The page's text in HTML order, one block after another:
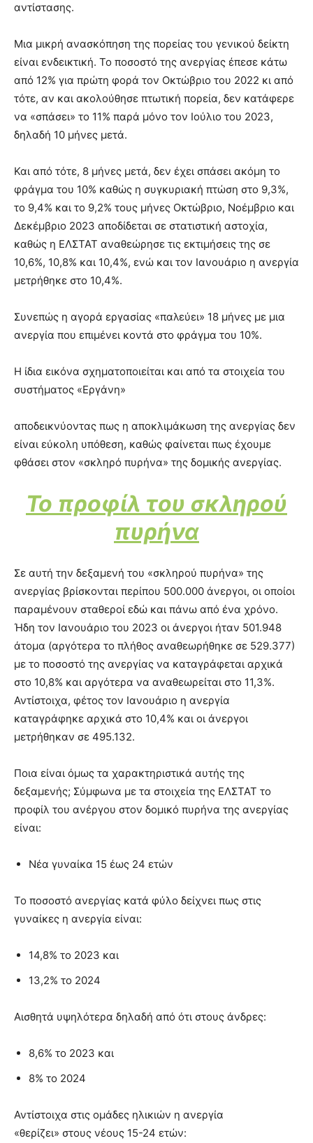
αντίστασης.
Μια μικρή ανασκόπηση της πορείας του γενικού δείκτη
είναι ενδεικτική. Το ποσοστό της ανεργίας έπεσε κάτω
από 12% για πρώτη φορά τον Οκτώβριο του 2022 κι από
τότε, αν και ακολούθησε πτωτική πορεία, δεν κατάφερε
να «σπάσει» το 11% παρά μόνο τον Ιούλιο του 2023,
δηλαδή 10 μήνες μετά.
Και από τότε, 8 μήνες μετά, δεν έχει σπάσει ακόμη το
φράγμα του 10% καθώς η συγκυριακή πτώση στο 9,3%,
το 9,4% και το 9,2% τους μήνες Οκτώβριο, Νοέμβριο και
Δεκέμβριο 2023 αποδίδεται σε στατιστική αστοχία,
καθώς η ΕΛΣΤΑΤ αναθεώρησε τις εκτιμήσεις της σε
10,6%, 10,8% και 10,4%, ενώ και τον Ιανουάριο η ανεργία
μετρήθηκε στο 10,4%.
Συνεπώς η αγορά εργασίας «παλεύει» 18 μήνες με μια
ανεργία που επιμένει κοντά στο φράγμα του 10%.
Η ίδια εικόνα σχηματοποιείται και από τα στοιχεία του
συστήματος «Εργάνη»
αποδεικνύοντας πως η αποκλιμάκωση της ανεργίας δεν
είναι εύκολη υπόθεση, καθώς φαίνεται πως έχουμε
φθάσει στον «σκληρό πυρήνα» της δομικής ανεργίας.
Το προφίλ του σκληρού
πυρήνα
Σε αυτή την δεξαμενή του «σκληρού πυρήνα» της
ανεργίας βρίσκονται περίπου 500.000 άνεργοι, οι οποίοι
παραμένουν σταθεροί εδώ και πάνω από ένα χρόνο.
Ήδη τον Ιανουάριο του 2023 οι άνεργοι ήταν 501.948
άτομα (αργότερα το πλήθος αναθεωρήθηκε σε 529.377)
με το ποσοστό της ανεργίας να καταγράφεται αρχικά
στο 10,8% και αργότερα να αναθεωρείται στο 11,3%.
Αντίστοιχα, φέτος τον Ιανουάριο η ανεργία
καταγράφηκε αρχικά στο 10,4% και οι άνεργοι
μετρήθηκαν σε 495.132.
Ποια είναι όμως τα χαρακτηριστικά αυτής της
δεξαμενής; Σύμφωνα με τα στοιχεία της ΕΛΣΤΑΤ το
προφίλ του ανέργου στον δομικό πυρήνα της ανεργίας
είναι:
Νέα γυναίκα 15 έως 24 ετών
Το ποσοστό ανεργίας κατά φύλο δείχνει πως στις
γυναίκες η ανεργία είναι:
14,8% το 2023 και
13,2% το 2024
Αισθητά υψηλότερα δηλαδή από ότι στους άνδρες:
8,6% το 2023 και
8% το 2024
Αντίστοιχα στις ομάδες ηλικιών η ανεργία
«θερίζει» στους νέους 15-24 ετών: